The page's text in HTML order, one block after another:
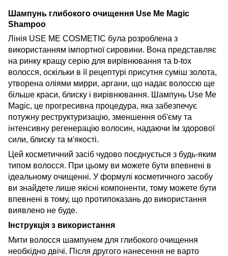
Шампунь глибокого очищення Use Me Magic
Shampoo
Лінія USE ME COSMETIC була розроблена з
використанням імпортної сировини. Вона представляє
на ринку кращу серію для вирівнювання та b-tox
волосся, оскільки в її рецептурі присутня суміш золота,
утворена оліями мирри, аргани, що надає волоссю ще
більше краси, блиску і вирівнювання. Шампунь Use Me
Magic, це прогресивна процедура, яка забезпечує
потужну реструктуризацію, зменшення об'єму та
інтенсивну регенерацію волосин, надаючи їм здорової
сили, блиску та м'якості.
Цей косметичний засіб чудово поєднується з будь-яким
типом волосся. При цьому ви можете бути впевнені в
ідеальному очищенні. У формулі косметичного засобу
ви знайдете лише якісні компоненти, тому можете бути
впевнені в тому, що протипоказань до використання
виявлено не буде.
Інструкція з використання
Мити волосся шампунем для глибокого очищення
необхідно двічі. Після другого нанесення не варто